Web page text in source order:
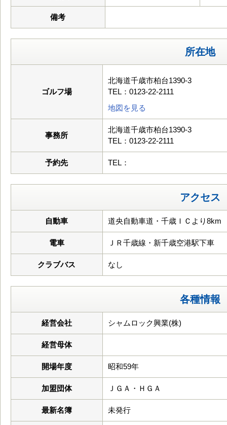
備考
所在地
ゴルフ場
北海道千歳市柏台1390-3
TEL：0123-22-2111
地図を見る
事務所
北海道千歳市柏台1390-3
TEL：0123-22-2111
予約先 TEL：
アクセス
自動車 道央自動車道・千歳ＩＣより8km
電車 ＪＲ千歳線・新千歳空港駅下車
クラブバス なし
各種情報
経営会社 シャムロック興業(株)
経営母体
開場年度 昭和59年
加盟団体 ＪＧＡ・ＨＧＡ
最新名簿 未発行